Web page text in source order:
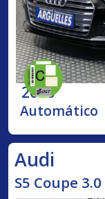
2018
Automático
Audi
S5 Coupe